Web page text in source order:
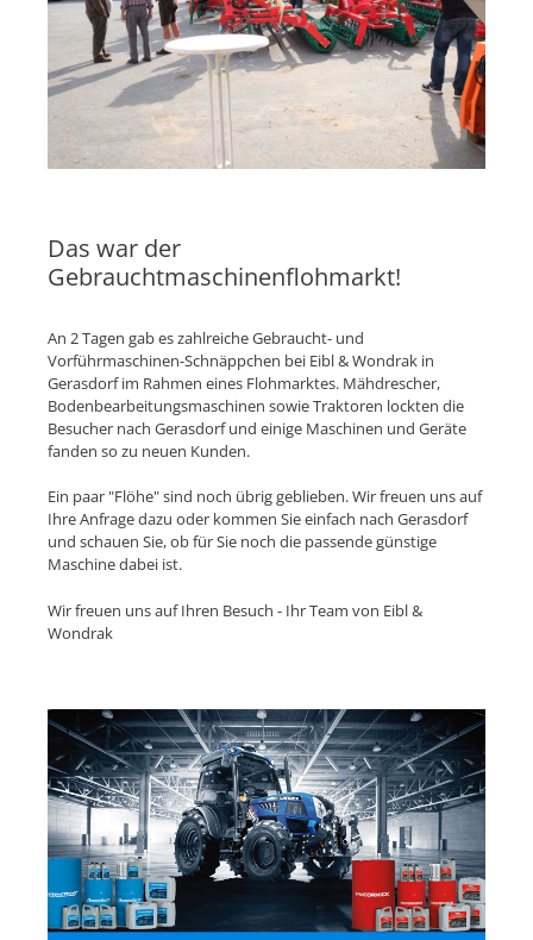
Das war der
Gebrauchtmaschinenflohmarkt!
An 2 Tagen gab es zahlreiche Gebraucht- und
Vorführmaschinen-Schnäppchen bei Eibl & Wondrak in
Gerasdorf im Rahmen eines Flohmarktes. Mähdrescher,
Bodenbearbeitungsmaschinen sowie Traktoren lockten die
Besucher nach Gerasdorf und einige Maschinen und Geräte
fanden so zu neuen Kunden.
Ein paar "Flöhe" sind noch übrig geblieben. Wir freuen uns auf
Ihre Anfrage dazu oder kommen Sie einfach nach Gerasdorf
und schauen Sie, ob für Sie noch die passende günstige
Maschine dabei ist.
Wir freuen uns auf Ihren Besuch - Ihr Team von Eibl &
Wondrak